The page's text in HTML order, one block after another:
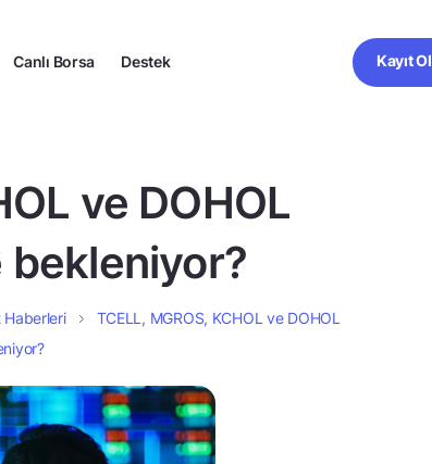
Canlı Borsa Destek Kayıt Ol
ve DOHOL
bekleniyor?
Haberleri
TCELL, MGROS, KCHOL ve DOHOL